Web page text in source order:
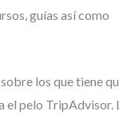
guías así­ como
los que tiene
el pelo TripAdvisor.